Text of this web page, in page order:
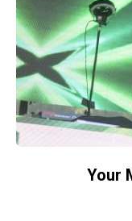
Your